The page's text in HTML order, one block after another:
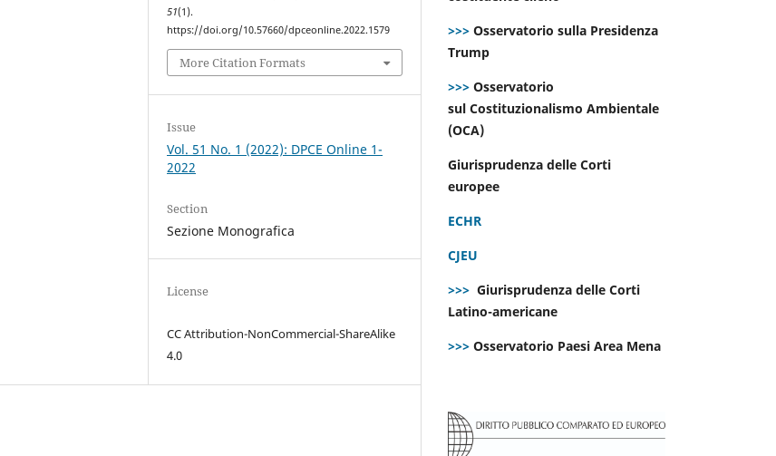
51(1).
https://doi.org/10.57660/dpceonline.2022.1579
More Citation Formats
Issue
Vol. 51 No. 1 (2022): DPCE Online 1-
2022
Section
Sezione Monografica
License
CC Attribution-NonCommercial-ShareAlike
4.0
>>> Osservatorio sulla Presidenza
Trump
>>> Osservatorio
sul Costituzionalismo Ambientale
(OCA)
Giurisprudenza delle Corti
europee
ECHR
CJEU
>>> Giurisprudenza delle Corti
Latino-americane
>>> Osservatorio Paesi Area Mena